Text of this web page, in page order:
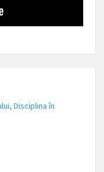
Disciplina în